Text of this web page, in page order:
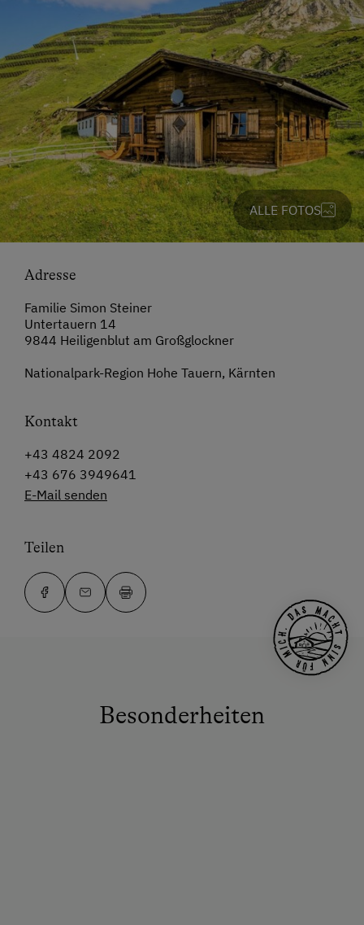
ALLE FOTOS
Adresse
Familie Simon Steiner
Untertauern 14
9844 Heiligenblut am Großglockner
Nationalpark-Region Hohe Tauern, Kärnten
Kontakt
+43 4824 2092
+43 676 3949641
E-Mail senden
Teilen
Besonderheiten